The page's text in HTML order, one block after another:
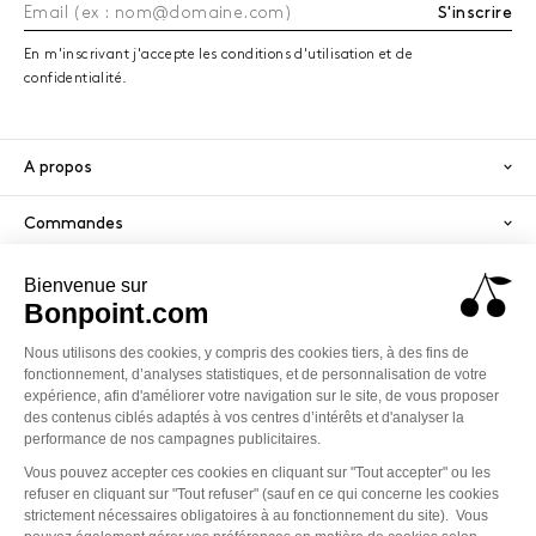
une transparence mesurée, souvent adoucie par une
Le Liberty accompagne l'enfance dans ses scènes
préférées, une promenade en ville, un baptême baigné de
lumière, un départ en vacances. Il se prête autant à
l'apparat qu'aux jours ordinaires, parce qu'il conserve une
simplicité essentielle.
Robe Liberty à fleurs, volumes légers et allure d'apparat
La robe Liberty pour bébé fille se distingue par son
S'inscrire
En m'inscrivant j'accepte les conditions d'utilisation et de
confidentialité.
A propos
Commandes
Services
Paiement sécurisé
PayPal
Visa
Mastercard
Klarna